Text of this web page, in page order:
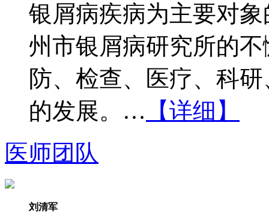
银屑病疾病为主要对
州市银屑病研究所的
防、检查、医疗、科
的发展。… 【详细】
医师团队
刘清军